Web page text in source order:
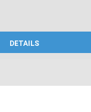
DETAILS